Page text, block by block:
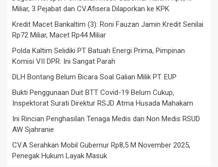
Miliar, 3 Pejabat dan CV.Afisera Dilaporkan ke KPK
Kredit Macet Bankaltim (3): Roni Fauzan Jamin Kredit Senilai
Rp72 Miliar, Macet Rp44 Miliar
Polda Kaltim Selidiki PT Batuah Energi Prima, Pimpinan
Komisi VII DPR: Ini Sangat Parah
DLH Bontang Belum Bicara Soal Galian Milik PT. EUP
Bukti Penggunaan Duit BTT Covid-19 Belum Cukup,
Inspektorat Surati Direktur RSJD Atma Husada Mahakam
Ini Rincian Penghasilan Tenaga Medis dan Non Medis RSUD
AW Sjahranie
CV.A Serahkan Mobil Gubernur Rp8,5 M November 2025,
Penegak Hukum Layak Masuk